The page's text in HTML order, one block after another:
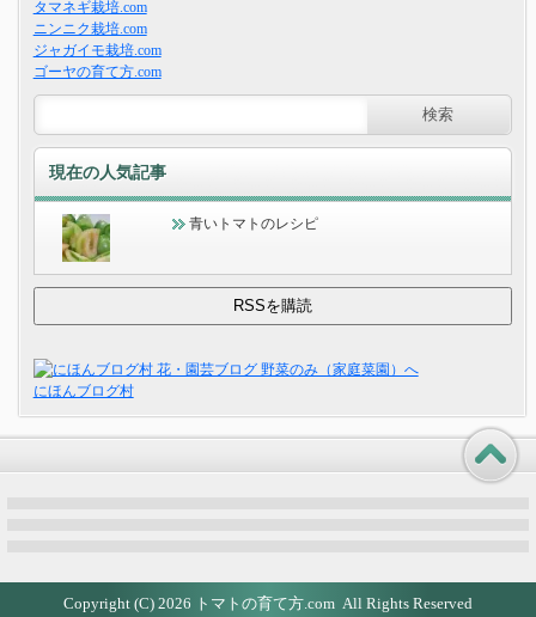
タマネギ栽培.com
ニンニク栽培.com
ジャガイモ栽培.com
ゴーヤの育て方.com
現在の人気記事
青いトマトのレシピ
にほんブログ村
Copyright (C) 2026 トマトの育て方.com All Rights Reserved